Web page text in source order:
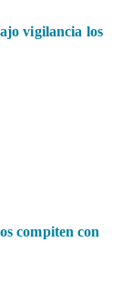
vigilancia los
compiten con